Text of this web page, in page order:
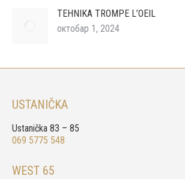
TEHNIKA TROMPE L’OEIL
октобар 1, 2024
USTANIČKA
Ustanička 83 – 85
069 5775 548
WEST 65